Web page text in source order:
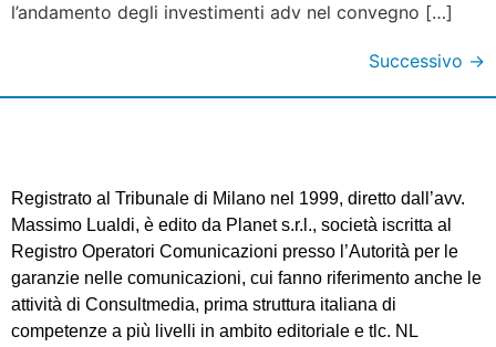
l’andamento degli investimenti adv nel convegno […]
Successivo →
Registrato al Tribunale di Milano nel 1999, diretto dall’avv.
Massimo Lualdi, è edito da Planet s.r.l., società iscritta al
Registro Operatori Comunicazioni presso l’Autorità per le
garanzie nelle comunicazioni, cui fanno riferimento anche le
attività di Consultmedia, prima struttura italiana di
competenze a più livelli in ambito editoriale e tlc. NL